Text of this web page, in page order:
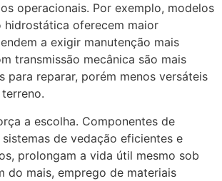
operacionais. Por exemplo, modelos
hidrostática oferecem maior
a exigir manutenção mais
transmissão mecânica são mais
para reparar, porém menos versáteis
a escolha. Componentes de
de vedação eficientes e
prolongam a vida útil mesmo sob
do mais, emprego de materiais